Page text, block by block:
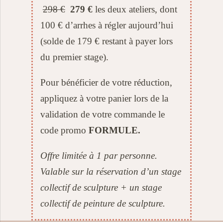
298 € 279 € les deux ateliers, dont
100 € d’arrhes à régler aujourd’hui
(solde de 179 € restant à payer lors
du premier stage).
Pour bénéficier de votre réduction,
appliquez à votre panier lors de la
validation de votre commande le
code promo FORMULE.
Offre limitée à 1 par personne.
Valable sur la réservation d’un stage
collectif de sculpture + un stage
collectif de peinture de sculpture.